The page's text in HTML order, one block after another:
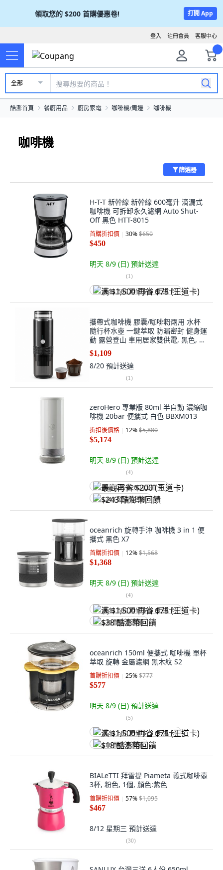
領取您的 $200 首購優惠卷! 打開 App
客服中心
註冊會員
登入
全部
酷澎首頁 餐廚用品 廚房家電 咖啡機/周邊 咖啡機
咖啡機
篩選器
H-T-T 新幹線 新幹線 600毫升 滴漏式
咖啡機 可拆卸永久濾網 Auto Shut-
Off 黑色 HTT-8015
首購折扣價 30%$650
$450
明天 8/9 (日) 預計送達
(1)
满 $1,500 再省 $75 (王道卡)
攜帶式咖啡機 膠囊/咖啡粉兩用 水杯
隨行杯水壺 一鍵萃取 防漏密封 健身運
動 露營登山 車用居家雙供電, 黑色, 膠
囊咖啡機
$1,109
8/20 預計送達
(1)
zeroHero 專業版 80ml 半自動 濃縮咖
啡機 20bar 便攜式 白色 BBXM013
折扣後價格 12%$5,880
$5,174
明天 8/9 (日) 預計送達
(4)
最高再省 $200 (王道卡)
$243 酷澎幣回饋
oceanrich 旋轉手沖 咖啡機 3 in 1 便
攜式 黑色 X7
首購折扣價 12%$1,568
$1,368
明天 8/9 (日) 預計送達
(4)
满 $1,500 再省 $75 (王道卡)
$38 酷澎幣回饋
oceanrich 150ml 便攜式 咖啡機 單杯
萃取 旋轉 金屬濾網 黑木紋 S2
首購折扣價 25%$777
$577
明天 8/9 (日) 預計送達
(5)
满 $1,500 再省 $75 (王道卡)
$18 酷澎幣回饋
BIALeTTI 拜雷提 Piameta 義式咖啡壺
3杯, 粉色, 1個, 顏色:紫色
首購折扣價 57%$1,095
$467
8/12 星期三 預計送達
(30)